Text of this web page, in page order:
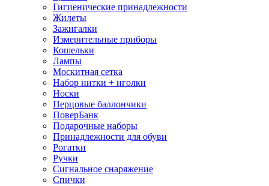
Гигиенические принадлежности
Жилеты
Зажигалки
Измерительные приборы
Кошельки
Лампы
Москитная сетка
Набор нитки + иголки
Носки
Перцовые баллончики
ПоверБанк
Подарочные наборы
Принадлежности для обуви
Рогатки
Ручки
Сигнальное снаряжение
Спички